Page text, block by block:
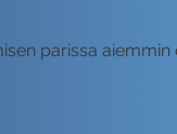
parissa